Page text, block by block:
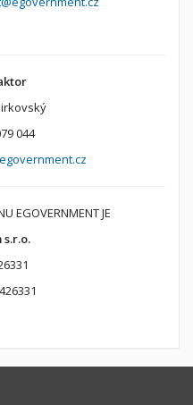
044
EGOVERNMENT JE